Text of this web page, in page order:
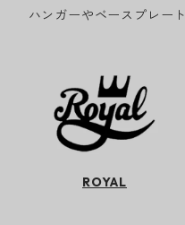
ハンガーやベースプレー
ROYAL